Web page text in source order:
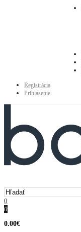
Registrácia
Prihlásenie
0
0
0.00€